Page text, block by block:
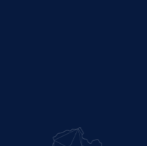
Nepali